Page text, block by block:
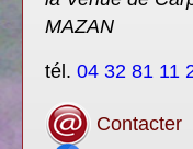
MAZAN
tél.04 32 81 11
Contacter